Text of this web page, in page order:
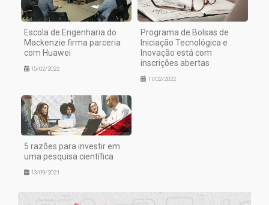
Escola de Engenharia do
Mackenzie firma parceria
com Huawei
15/02/2022
Programa de Bolsas de
Iniciação Tecnológica e
Inovação está com
inscrições abertas
11/02/2022
5 razões para investir em
uma pesquisa científica
13/09/2021